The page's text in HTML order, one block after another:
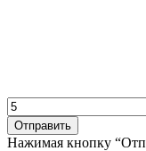
Отправить
Нажимая кнопку